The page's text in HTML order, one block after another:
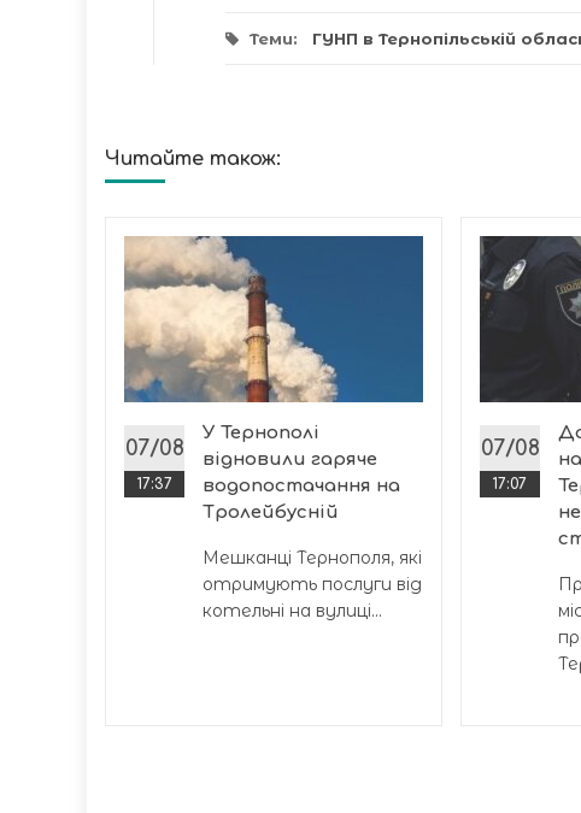
Теми: ГУНП в Тернопільській
Читайте також:
07/08
17:37
У Тернополі
відновили гаряче
водопостачання на
Тролейбусній
Мешканці Тернополя, які
отримують послуги від
котельні на вулиці...
07/08
17:07